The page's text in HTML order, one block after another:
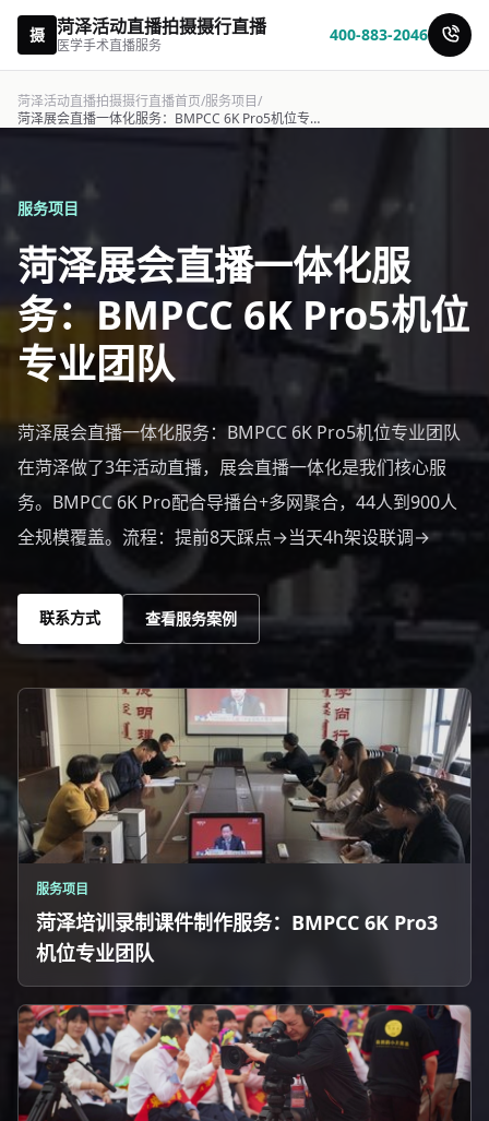
摄 菏泽活动直播拍摄摄行直播
医学手术直播服务
400-883-2046
菏泽活动直播拍摄摄行直播首页/服务项目/
菏泽展会直播一体化服务：BMPCC 6K Pro5机位专业团队-摄行直播
服务项目
菏泽展会直播一体化服
务：BMPCC 6K Pro5机位
专业团队
菏泽展会直播一体化服务：BMPCC 6K Pro5机位专业团队
在菏泽做了3年活动直播，展会直播一体化是我们核心服
务。BMPCC 6K Pro配合导播台+多网聚合，44人到900人
全规模覆盖。流程：提前8天踩点→当天4h架设联调→
联系方式 查看服务案例
服务项目
菏泽培训录制课件制作服务：BMPCC 6K Pro3
机位专业团队